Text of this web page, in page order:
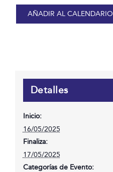
AÑADIR AL CALENDARIO
Detalles
Inicio:
16/05/2025
Finaliza:
17/05/2025
Categorías de Evento: